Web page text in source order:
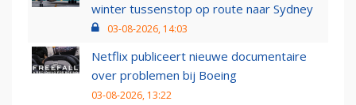
winter tussenstop op route naar Sydney
03-08-2026, 14:03
Netflix publiceert nieuwe documentaire
over problemen bij Boeing
03-08-2026, 13:22